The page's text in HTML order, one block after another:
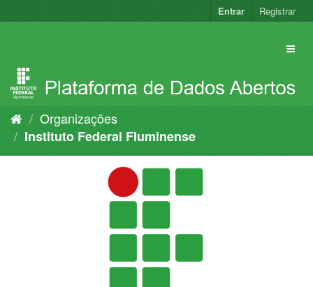
para
Entrar Registrar
Organizações
Instituto Federal Fluminense